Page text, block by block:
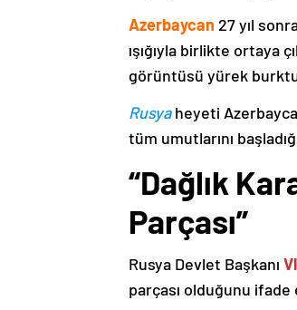
Azerbaycan 27 yıl
ışığıyla birlikte ortaya
görüntüsü yürek
Rusyaheyeti
tüm umutlarını
“Dağlık
Parçası”
Rusya Devlet Başkanı
parçası olduğunu ifade